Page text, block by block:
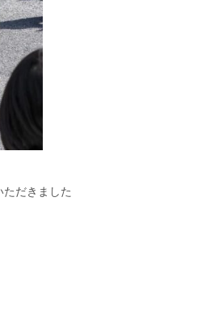
だきました